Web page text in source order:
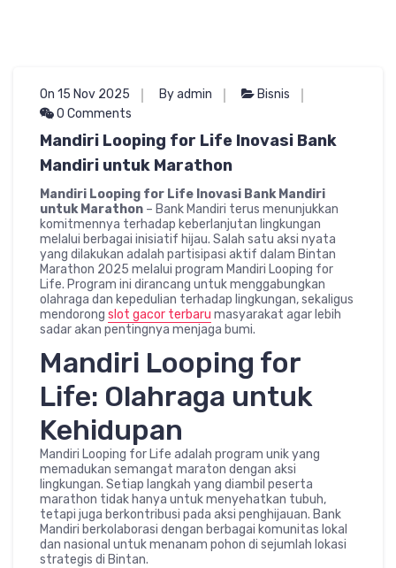
On 15 Nov 2025 By admin
Bisnis
0 Comments
Mandiri Looping for Life Inovasi Bank
Mandiri untuk Marathon
Mandiri Looping for Life Inovasi Bank Mandiri
untuk Marathon – Bank Mandiri terus menunjukkan
komitmennya terhadap keberlanjutan lingkungan
melalui berbagai inisiatif hijau. Salah satu aksi nyata
yang dilakukan adalah partisipasi aktif dalam Bintan
Marathon 2025 melalui program Mandiri Looping for
Life. Program ini dirancang untuk menggabungkan
olahraga dan kepedulian terhadap lingkungan, sekaligus
mendorong slot gacor terbaru masyarakat agar lebih
sadar akan pentingnya menjaga bumi.
Mandiri Looping for
Life: Olahraga untuk
Kehidupan
Mandiri Looping for Life adalah program unik yang
memadukan semangat maraton dengan aksi
lingkungan. Setiap langkah yang diambil peserta
marathon tidak hanya untuk menyehatkan tubuh,
tetapi juga berkontribusi pada aksi penghijauan. Bank
Mandiri berkolaborasi dengan berbagai komunitas lokal
dan nasional untuk menanam pohon di sejumlah lokasi
strategis di Bintan.